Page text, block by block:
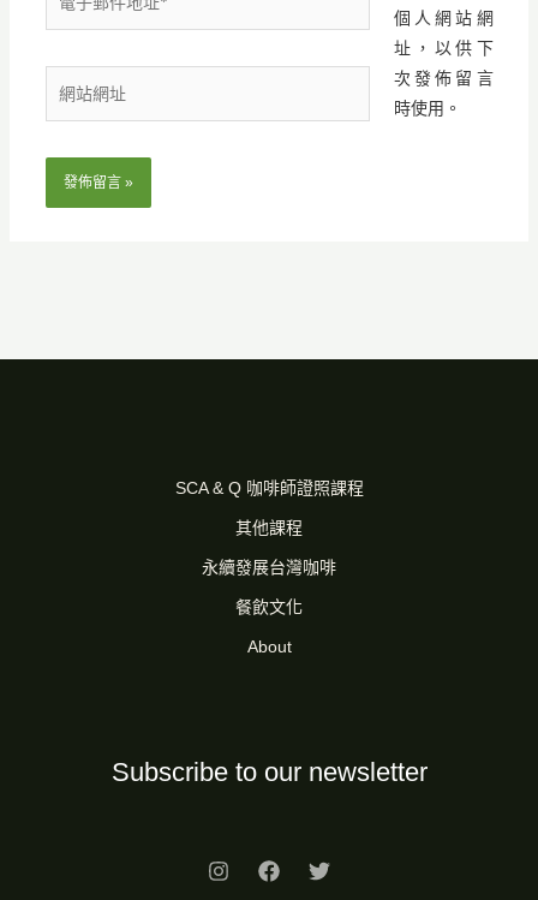
地
個人網站網
址，以供下
次發佈留言
時使用。
SCA & Q 咖啡師證照課程
其他課程
永續發展台灣咖啡
餐飲文化
About
Subscribe to our newsletter